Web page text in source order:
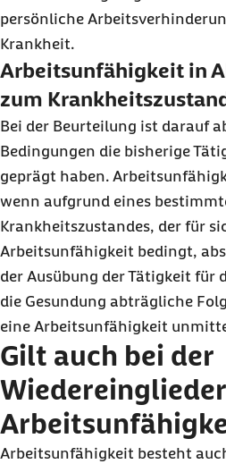
persönliche
Krankheit.
Arbeitsunfähigkeit in
zum
Bei der Beurteilung ist darauf
Bedingungen die bisherige
geprägt haben.
wenn aufgrund eines
Krankheitszustandes, der für
Arbeitsunfähigkeit bedingt,
der Ausübung der Tätigkeit für
die Gesundung abträgliche
eine Arbeitsunfähigkeit
Gilt auch bei der
Arbeitsunfähigkeit besteht